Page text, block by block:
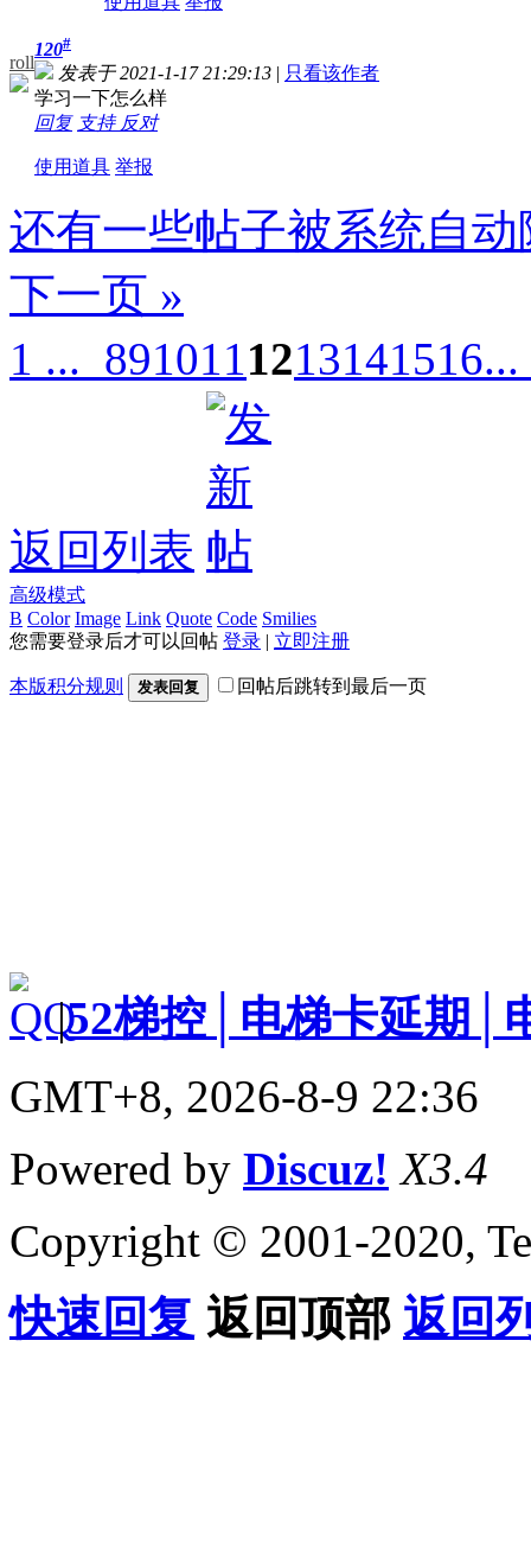
roll
120#
发表于 2021-1-17 21:29:13 | 只看该作者
学习一下怎么样
回复 支持 反对
使用道具 举报
还有一些帖子被系统自
下一页 »
1 ... 8910111213141516...
返回列表
高级模式
B Color Image Link Quote Code Smilies
您需要登录后才可以回帖 登录 | 立即注册
本版积分规则 发表回复 回帖后跳转到最后一页
|52梯控│电梯卡延期│
GMT+8, 2026-8-9 22:36
Powered by Discuz! X3.4
Copyright © 2001-2020,
快速回复 返回顶部 返回